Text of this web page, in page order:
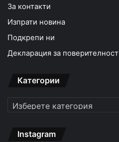
За контакти
Изпрати новина
Подкрепи ни
Декларация за поверителност
Категории
Категории
Instagram